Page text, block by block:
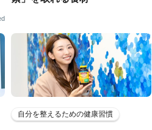
自分を整えるための健康習慣